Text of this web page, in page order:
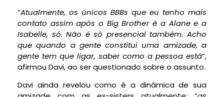
“Atualmente, os únicos BBBs que eu tenho mais
contato assim após o Big Brother é a Alane e a
Isabelle, só. Não é só presencial também. Acho
que quando a gente constitui uma amizade, a
gente tem que ligar, saber como a pessoa está“,
afirmou Davi, ao ser questionado sobre o assunto.
Davi ainda revelou como é a dinâmica de sua